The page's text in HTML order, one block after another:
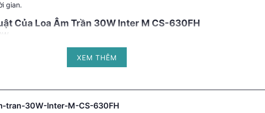
gian.
Của Loa Âm Trần 30W Inter M CS-630FH
x 220 x 70 mm (dự kiến)
XEM THÊM
tran-30W-Inter-M-CS-630FH